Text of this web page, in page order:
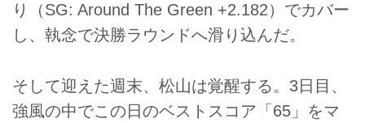
り（SG: Around The Green +2.182）でカバー
し、執念で決勝ラウンドへ滑り込んだ。
そして迎えた週末、松山は覚醒する。3日目、
強風の中でこの日のベストスコア「65」をマ